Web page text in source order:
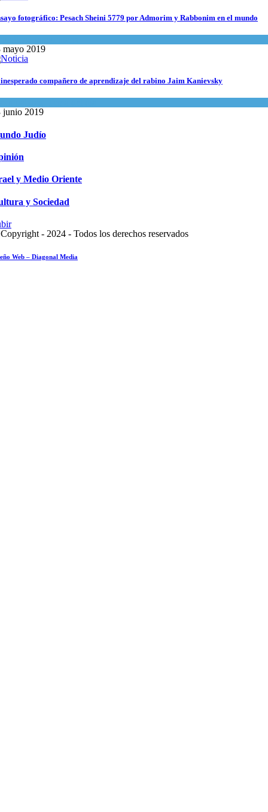
fotográfico: Pesach Sheini 5779 por Admorim y Rabbonim en el mundo
mayo 2019
compañero de aprendizaje del rabino Jaim Kanievsky
junio 2019
Judío
y Medio Oriente
y Sociedad
- 2024 - Todos los derechos reservados
Web – Diagonal Media